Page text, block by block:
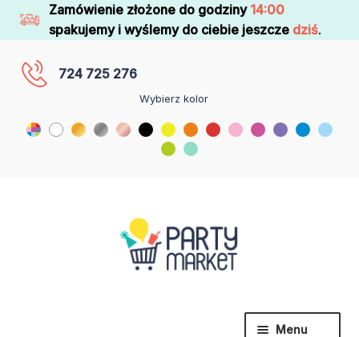
Zamówienie złożone do godziny 14:00
spakujemy i wyślemy do ciebie jeszcze dziś.
724 725 276
Wybierz kolor
Menu